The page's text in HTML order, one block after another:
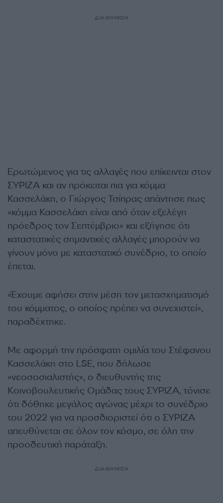
ΔΙΑΦΗΜΙΣΗ
Ερωτώμενος για τις αλλαγές που επίκεινται στον
ΣΥΡΙΖΑ και αν πρόκειται πια για κόμμα
Κασσελάκη, ο Γιώργος Τσίπρας απάντησε πως
«κόμμα Κασσελάκη είναι από όταν εξελέγη
πρόεδρος τον Σεπτέμβριο» και εξήγησε ότι
καταστατικές σημαντικές αλλαγές μπορούν να
γίνουν μόνο με καταστατικό συνέδριο, το οποίο
έπεται.
«Έχουμε αφήσει στην μέση τον μετασχηματισμό
του κόμματος, ο οποίος πρέπει να συνεχιστεί»,
παραδέχτηκε.
Με αφορμή την πρόσφατη ομιλία του Στέφανου
Κασσελάκη στο LSE, που δήλωσε
«νεοσοσιαλιστής», ο διευθυντής της
Κοινοβουλευτικής Ομάδας τους ΣΥΡΙΖΑ, τόνισε
ότι δόθηκε μεγάλος αγώνας μέχρι το συνέδριο
του 2022 για να προσδιοριστεί ότι ο ΣΥΡΙΖΑ
απευθύνεται σε όλον τον κόσμο, σε όλη την
προοδευτική παράταξη.
ΔΙΑΦΗΜΙΣΗ